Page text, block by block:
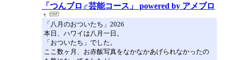
「つんブロ♂芸能コース」 powered by アメブロ
「八月のおついたち」2026
本日、ハワイは八月一日。
「おついたち」でした。
ここ数ヶ月、お赤飯写真をなかなかあげられなかったの